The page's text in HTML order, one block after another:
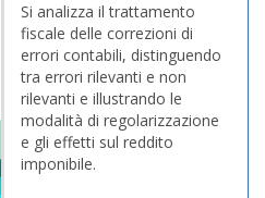
Si analizza il trattamento
fiscale delle correzioni di
errori contabili, distinguendo
tra errori rilevanti e non
rilevanti e illustrando le
modalità di regolarizzazione
e gli effetti sul reddito
imponibile.